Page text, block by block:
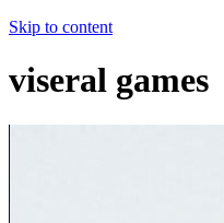
Skip to content
viseral games